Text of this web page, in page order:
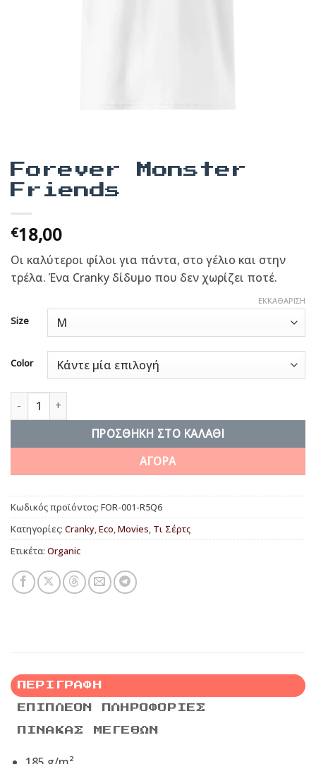
Forever Monster
Friends
€18,00
Οι καλύτεροι φίλοι για πάντα, στο γέλιο και στην
τρέλα. Ένα Cranky δίδυμο που δεν χωρίζει ποτέ.
Size
Color
ΕΚΚΑΘΆΡΙΣΗ
Forever Monster Friends ποσότητα
ΠΡΟΣΘΉΚΗ ΣΤΟ ΚΑΛΆΘΙ
ΑΓΟΡΑ
Κωδικός προϊόντος: FOR-001-R5Q6
Κατηγορίες: Cranky,Eco,Movies, Τι Σέρτς
Ετικέτα: Organic
ΠΕΡΙΓΡΑΦΉ
ΕΠΙΠΛΈΟΝ ΠΛΗΡΟΦΟΡΊΕΣ
ΠΊΝΑΚΑΣ ΜΕΓΕΘΏΝ